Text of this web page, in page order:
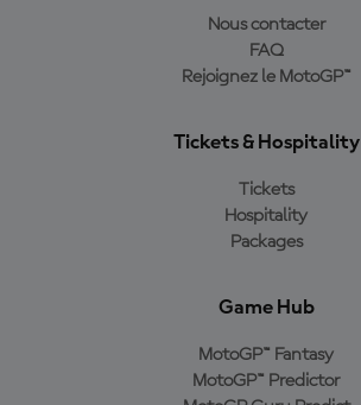
Nous contacter
FAQ
Rejoignez le MotoGP™
Tickets & Hospitality
Tickets
Hospitality
Packages
Game Hub
MotoGP™ Fantasy
MotoGP™ Predictor